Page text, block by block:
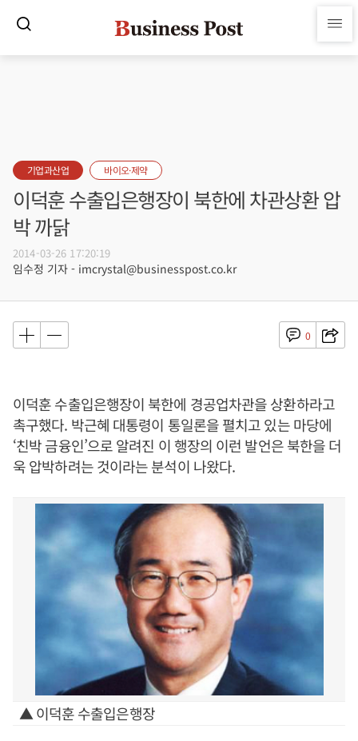
기업과산업 바이오·제약
이덕훈 수출입은행장이 북한에 차관상환 압
박 까닭
2014-03-26 17:20:19
임수정 기자 - imcrystal@businesspost.co.kr
0
이덕훈 수출입은행장이 북한에 경공업차관을 상환하라고
촉구했다. 박근혜 대통령이 통일론을 펼치고 있는 마당에
‘친박 금융인’으로 알려진 이 행장의 이런 발언은 북한을 더
욱 압박하려는 것이라는 분석이 나왔다.
▲ 이덕훈 수출입은행장